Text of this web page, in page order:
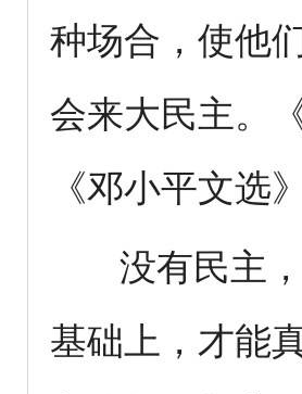
种场合，使他
会来大民主。
《邓小平文选
没有民主，
基础上，才能